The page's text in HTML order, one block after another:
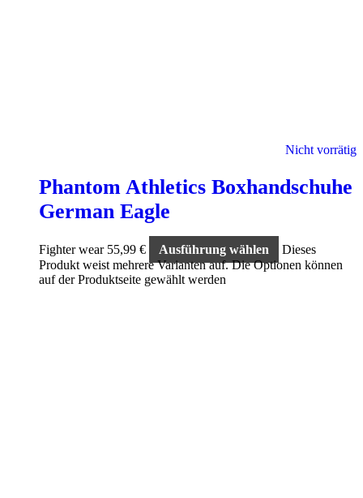
Nicht vorrätig
Phantom Athletics Boxhandschuhe
German Eagle
Fighter wear 55,99 € Ausführung wählen
Dieses
Produkt weist mehrere Varianten auf. Die Optionen können
auf der Produktseite gewählt werden